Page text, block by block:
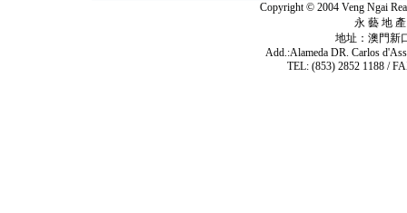
Copyright © 2004 Veng Ngai
永 藝 地
地址：澳門新
Add.:Alameda DR. Carlos
TEL: (853) 2852 1188 /